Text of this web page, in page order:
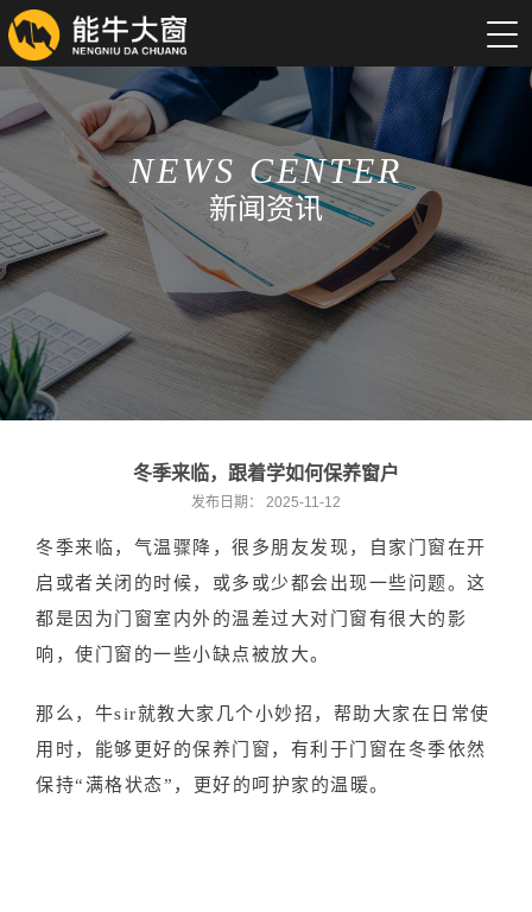
NEWS CENTER
新闻资讯
冬季来临，跟着学如何保养窗户
发布日期： 2025-11-12
冬季来临，气温骤降，很多朋友发现，自家门窗在开
启或者关闭的时候，或多或少都会出现一些问题。这
都是因为门窗室内外的温差过大对门窗有很大的影
响，使门窗的一些小缺点被放大。
那么，牛sir就教大家几个小妙招，帮助大家在日常使
用时，能够更好的保养门窗，有利于门窗在冬季依然
保持“满格状态”，更好的呵护家的温暖。